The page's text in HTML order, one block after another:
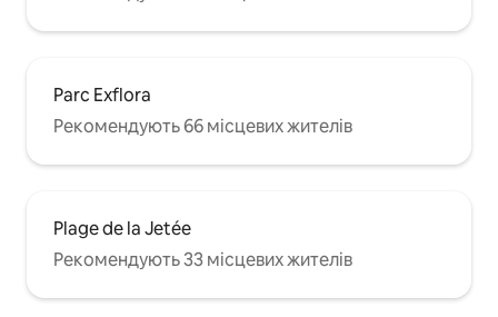
Parc Exflora
Рекомендують 66 місцевих жителів
Plage de la Jetée
Рекомендують 33 місцевих жителів